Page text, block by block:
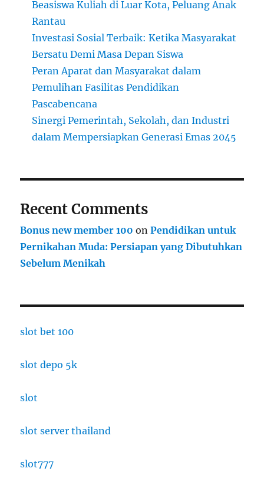
Beasiswa Kuliah di Luar Kota, Peluang Anak
Rantau
Investasi Sosial Terbaik: Ketika Masyarakat
Bersatu Demi Masa Depan Siswa
Peran Aparat dan Masyarakat dalam
Pemulihan Fasilitas Pendidikan
Pascabencana
Sinergi Pemerintah, Sekolah, dan Industri
dalam Mempersiapkan Generasi Emas 2045
Recent Comments
Bonus new member 100 onPendidikan untuk
Pernikahan Muda: Persiapan yang Dibutuhkan
Sebelum Menikah
slot bet 100
slot depo 5k
slot
slot server thailand
slot777